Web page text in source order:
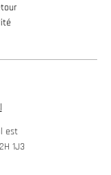
est
1J3